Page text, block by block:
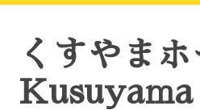
くすやま